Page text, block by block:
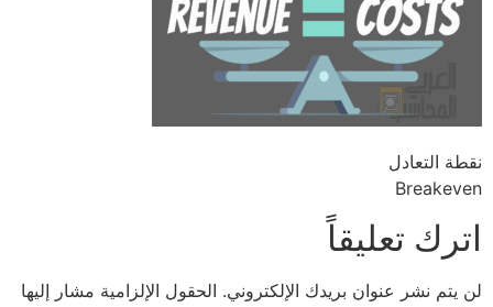
نقطة التعادل
Breakeven
اترك تعليقاً
لن يتم نشر عنوان بريدك الإلكتروني. الحقول الإلزامية مشار إليها